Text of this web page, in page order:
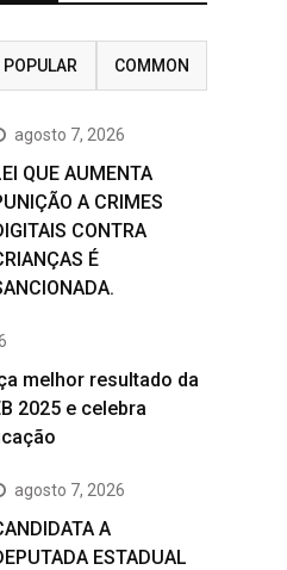
POPULAR COMMON
agosto 7, 2026
QUE AUMENTA
A CRIMES
CONTRA
É
melhor resultado da
2025 e celebra
agosto 7, 2026
A
ESTADUAL